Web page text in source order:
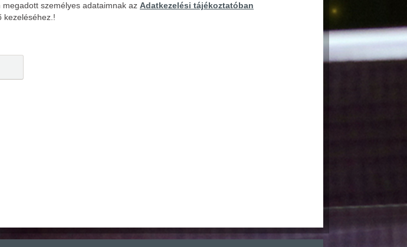
személyes adataimnak az Adatkezelési tájékoztatóban
kezeléséhez.!